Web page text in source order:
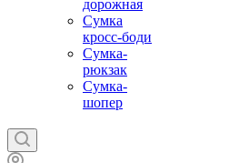
дорожная
Сумка
кросс-боди
Сумка-
рюкзак
Сумка-
шопер